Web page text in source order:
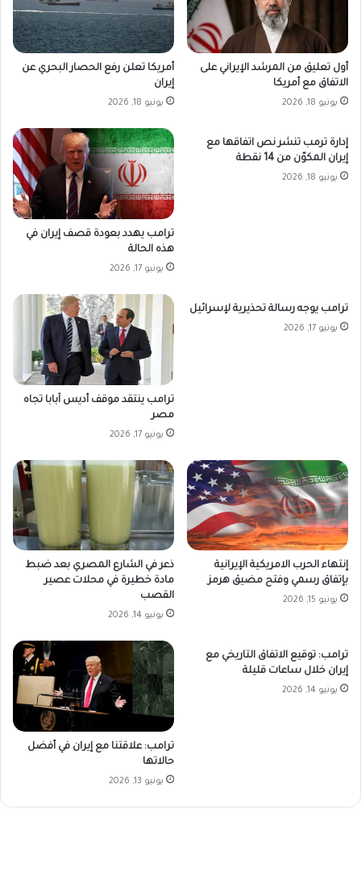
أول تعليق من المرشد الإيراني على
الاتفاق مع أمريكا
يونيو 18, 2026
أمريكا تعلن رفع الحصار البحري عن
إيران
يونيو 18, 2026
إدارة ترمب تنشر نص اتفاقها مع
إيران المكوّن من 14 نقطة
يونيو 18, 2026
ترامب يهدد بعودة قصف إيران في
هذه الحالة
يونيو 17, 2026
ترامب يوجه رسالة تحذيرية لإسرائيل
يونيو 17, 2026
ترامب ينتقد موقف أديس آبابا تجاه
مصر
يونيو 17, 2026
إنتهاء الحرب الامريكية الإيرانية
بإتفاق رسمي وفتح مضيق هرمز
يونيو 15, 2026
ذعر في الشارع المصري بعد ضبط
مادة خطيرة في محلات عصير
القصب
يونيو 14, 2026
ترامب: توقيع الاتفاق التاريخي مع
إيران خلال ساعات قليلة
يونيو 14, 2026
ترامب: علاقتنا مع إيران في أفضل
حالاتها
يونيو 13, 2026